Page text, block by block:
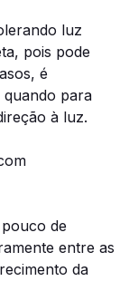
luz
pois pode
é
quando para
à luz.
de
entre as
da